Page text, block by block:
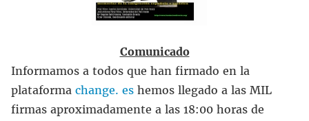
Comunicado
Informamos a todos que han firmado en la
plataforma change. es hemos llegado a las MIL
firmas aproximadamente a las 18:00 horas de